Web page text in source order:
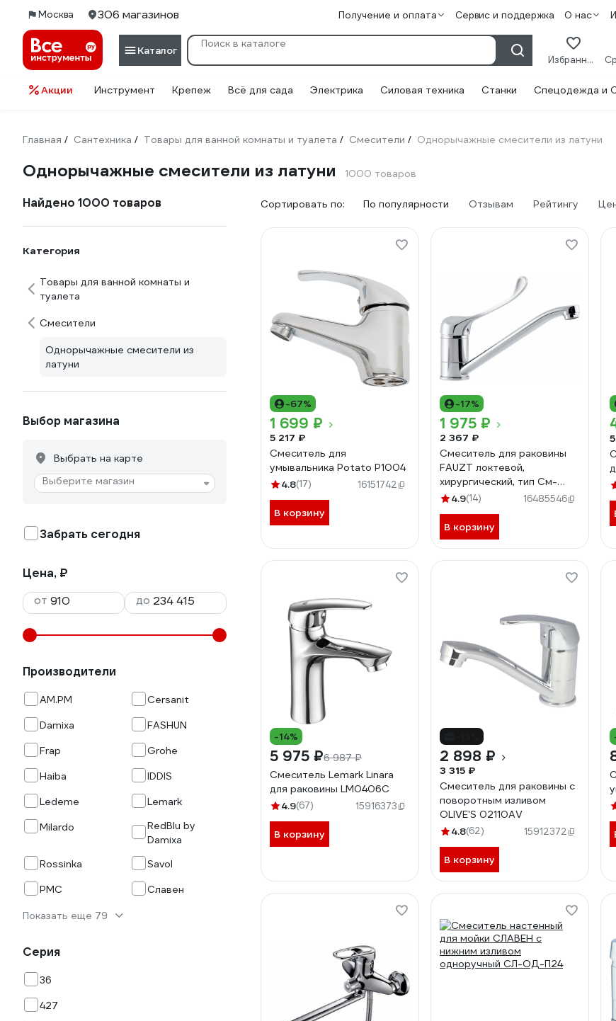
Москва 306 магазинов Получение и оплата Сервис и поддержка О нас
Каталог
Избранное
Акции Инструмент Крепеж Всё для сада Электрика Силовая техника Станки Спецодежда и
Главная / Сантехника / Товары для ванной комнаты и туалета / Смесители / Однорычажные смесители из латуни
Однорычажные смесители из латуни 1000 товаров
Найдено 1000 товаров
Категория
Товары для ванной комнаты и
туалета
Смесители
Однорычажные смесители из
латуни
Выбор магазина
Выбрать на карте
Выберите магазин
Забрать сегодня
Цена, ₽
от
до
Производители
AM.PM
Cersanit
Damixa
FASHUN
Frap
Grohe
Haiba
IDDIS
Ledeme
Lemark
Milardo
RedBlu by
Damixa
Rossinka
Savol
РМС
Славен
Показать еще 79
Серия
36
427
Сортировать по: По популярности Отзывам Рейтингу
-67%
1 699 ₽
5 217 ₽
Смеситель для
умывальника Potato P1004
4.8(17) 16151742
В корзину
-17%
1 975 ₽
2 367 ₽
Смеситель для раковины
FAUZT локтевой,
хирургический, тип См-
МОЦБА, См-УмОЦБА FZs-
4.9(14) 16485546
В корзину
-14%
5 975 ₽6 987 ₽
Смеситель Lemark Linara
для раковины LM0406C
4.9(67) 15916373
В корзину
2 898 ₽
3 315 ₽
Смеситель для раковины с
поворотным изливом
OLIVE'S 02110AV
4.8(62) 15912372
В корзину